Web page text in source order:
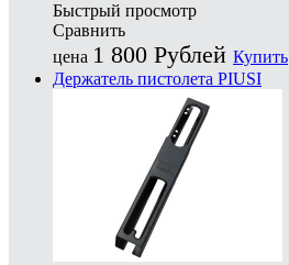
Быстрый просмотр
Сравнить
цена 1 800 Рублей Купить
Держатель пистолета PIUSI